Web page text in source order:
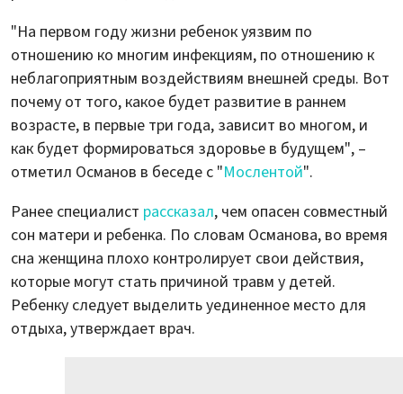
"На первом году жизни ребенок уязвим по
отношению ко многим инфекциям, по отношению к
неблагоприятным воздействиям внешней среды. Вот
почему от того, какое будет развитие в раннем
возрасте, в первые три года, зависит во многом, и
как будет формироваться здоровье в будущем", –
отметил Османов в беседе с "Мослентой".
Ранее специалист рассказал, чем опасен совместный
сон матери и ребенка. По словам Османова, во время
сна женщина плохо контролирует свои действия,
которые могут стать причиной травм у детей.
Ребенку следует выделить уединенное место для
отдыха, утверждает врач.